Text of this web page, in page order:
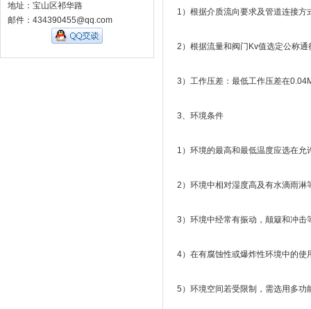
地址：宝山区祁华路
邮件：434390455@qq.com
1）根据介质流向要求及管道连接方
2）根据流量和阀门Kv值选定公称
3）工作压差：最低工作压差在
3、环境条件
1）环境的最高和最低温度应选在允
2）环境中相对湿度高及有水滴雨淋
3）环境中经常有振动，颠簸和冲
4）在有腐蚀性或爆炸性环境中的
5）环境空间若受限制，需选用多